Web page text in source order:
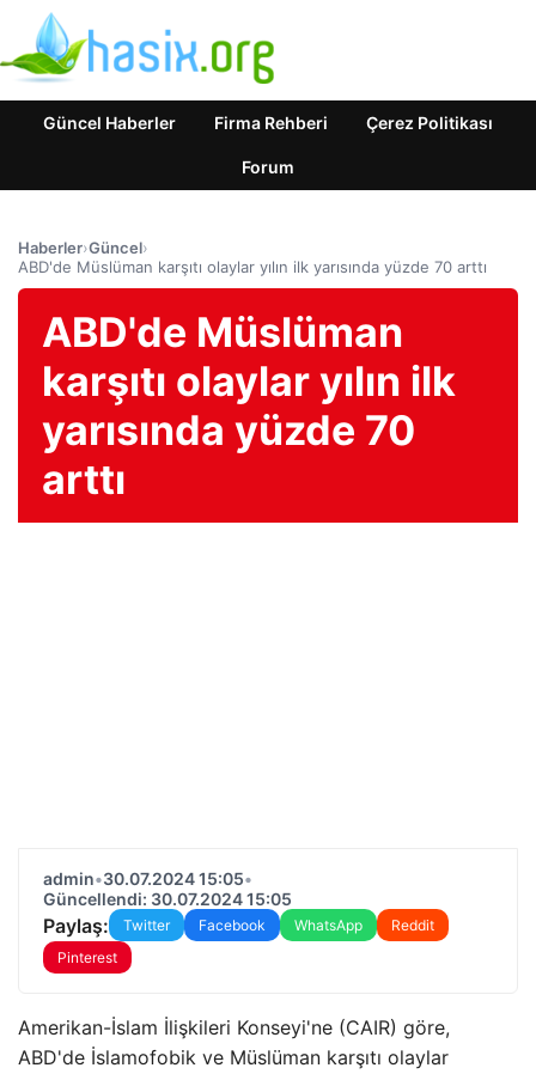
Güncel Haberler Firma Rehberi Çerez Politikası
Forum
Haberler›Güncel›
ABD'de Müslüman karşıtı olaylar yılın ilk yarısında yüzde 70 arttı
ABD'de Müslüman
karşıtı olaylar yılın ilk
yarısında yüzde 70
arttı
admin•30.07.2024 15:05•
Güncellendi: 30.07.2024 15:05
Paylaş: Twitter Facebook WhatsApp
Reddit
Pinterest
Amerikan-İslam İlişkileri Konseyi'ne (CAIR) göre,
ABD'de İslamofobik ve Müslüman karşıtı olaylar